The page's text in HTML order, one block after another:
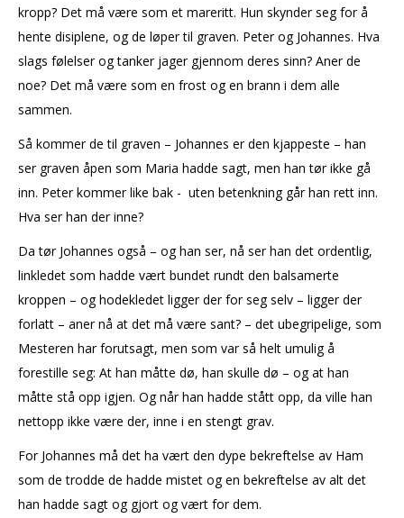
kropp? Det må være som et mareritt. Hun skynder seg for å
hente disiplene, og de løper til graven. Peter og Johannes. Hva
slags følelser og tanker jager gjennom deres sinn? Aner de
noe? Det må være som en frost og en brann i dem alle
sammen.
Så kommer de til graven – Johannes er den kjappeste – han
ser graven åpen som Maria hadde sagt, men han tør ikke gå
inn. Peter kommer like bak - uten betenkning går han rett inn.
Hva ser han der inne?
Da tør Johannes også – og han ser, nå ser han det ordentlig,
linkledet som hadde vært bundet rundt den balsamerte
kroppen – og hodekledet ligger der for seg selv – ligger der
forlatt – aner nå at det må være sant? – det ubegripelige, som
Mesteren har forutsagt, men som var så helt umulig å
forestille seg: At han måtte dø, han skulle dø – og at han
måtte stå opp igjen. Og når han hadde stått opp, da ville han
nettopp ikke være der, inne i en stengt grav.
For Johannes må det ha vært den dype bekreftelse av Ham
som de trodde de hadde mistet og en bekreftelse av alt det
han hadde sagt og gjort og vært for dem.